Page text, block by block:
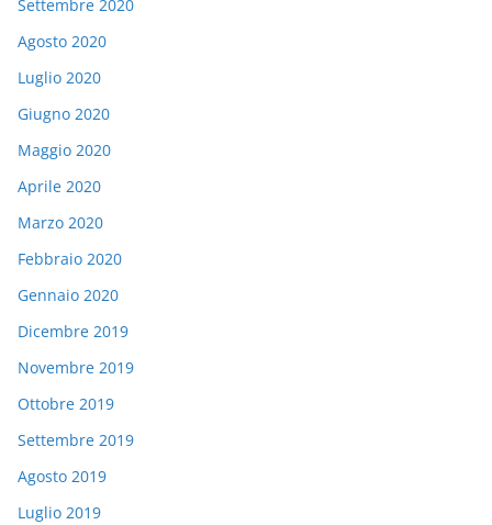
Settembre 2020
Agosto 2020
Luglio 2020
Giugno 2020
Maggio 2020
Aprile 2020
Marzo 2020
Febbraio 2020
Gennaio 2020
Dicembre 2019
Novembre 2019
Ottobre 2019
Settembre 2019
Agosto 2019
Luglio 2019